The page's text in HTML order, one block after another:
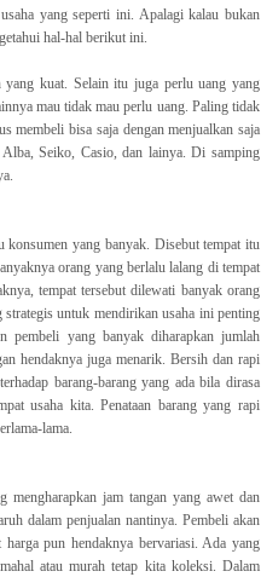
yang seperti ini. Apalagi kalau bukan
hal-hal berikut ini.
yang kuat. Selain itu juga perlu uang yang
mau tidak mau perlu uang. Paling tidak
membeli bisa saja dengan menjualkan saja
Seiko, Casio, dan lainya. Di samping
konsumen yang banyak. Disebut tempat itu
orang yang berlalu lalang di tempat
tempat tersebut dilewati banyak orang
strategis untuk mendirikan usaha ini penting
pembeli yang banyak diharapkan jumlah
hendaknya juga menarik. Bersih dan rapi
barang-barang yang ada bila dirasa
usaha kita. Penataan barang yang rapi
lama.
mengharapkan jam tangan yang awet dan
dalam penjualan nantinya. Pembeli akan
pun hendaknya bervariasi. Ada yang
atau murah tetap kita koleksi. Dalam